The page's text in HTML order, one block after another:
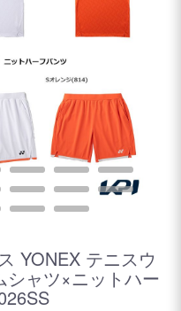
YONEX テニスウ
シャツ×ニットハー